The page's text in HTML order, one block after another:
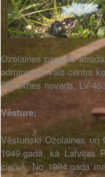
Ozolaines pagasts
administratīvais centrs
Rēzeknes novads, LV-
Vēsture:
Vēsturiski Ozolaines un
1949.gadā, kā Latvijas
ciemā. No 1994.gada